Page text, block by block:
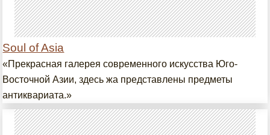
Soul of Asia
«Прекрасная галерея современного искусства Юго-
Восточной Азии, здесь жа представлены предметы
антиквариата.»